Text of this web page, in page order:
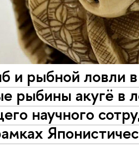
и рыбной ловли
рыбины акугё в
научного